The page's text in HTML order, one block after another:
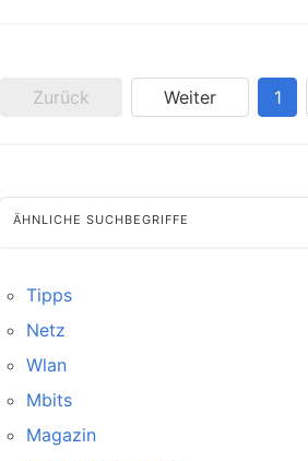
Zurück Weiter 1
ÄHNLICHE SUCHBEGRIFFE
Tipps
Netz
Wlan
Mbits
Magazin